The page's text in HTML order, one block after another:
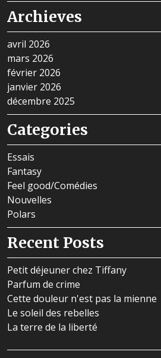
Archieves
avril 2026
mars 2026
février 2026
janvier 2026
décembre 2025
Categories
Essais
Fantasy
Feel good/Comédies
Nouvelles
Polars
Recent Posts
Petit déjeuner chez Tiffany
Parfum de crime
Cette douleur n'est pas la mienne
Le soleil des rebelles
La terre de la liberté